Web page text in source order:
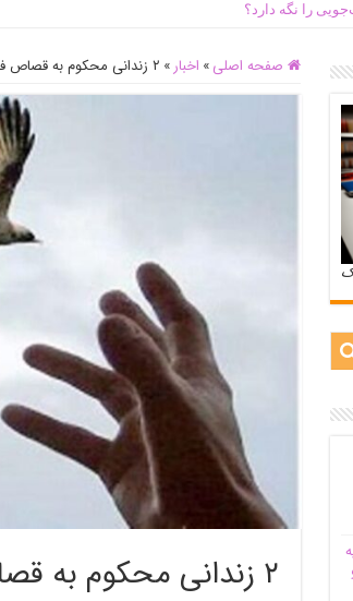
را نگه دارد؟
صفحه اصلی » اخبار » ۲ زندانی محکوم به قصاص فردیس از زندان آزاد شدند
۲ زندانی محکوم به قصاص فردیس از زندان آزاد شدند